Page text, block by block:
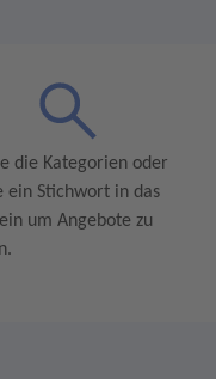
die Kategorien oder
ein Stichwort in das
um Angebote zu